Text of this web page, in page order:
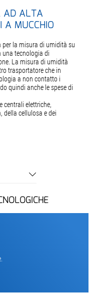
AD ALTA
A MUCCHIO
per la misura di umidità su
tecnologia di
La misura di umidità
trasportatore che in
a non contatto i
quindi anche le spese di
centrali elettriche,
della cellulosa e dei